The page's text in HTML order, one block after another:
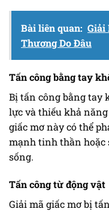
Bài liên quan: Giải
Thương Do Đâu
Tấn công bằng tay
Bị tấn công bằng tay
lực và thiếu khả
giấc mơ này có thể
mạnh tinh thần hoặc
sống.
Tấn công từ động vật
Giải mã giấc mơ bị